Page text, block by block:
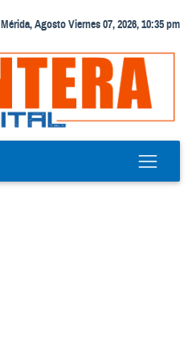
Mérida, Agosto Viernes 07, 2026, 10:35 pm